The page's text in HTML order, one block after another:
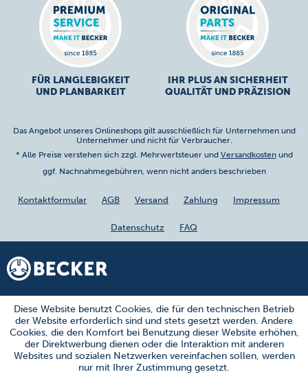
FÜR LANGLEBIGKEIT
UND PLANBARKEIT
IHR PLUS AN SICHERHEIT
QUALITÄT UND PRÄZISION
Das Angebot unseres Onlineshops gilt ausschließlich für Unternehmen und
Unternehmer und nicht für Verbraucher.
* Alle Preise verstehen sich zzgl. Mehrwertsteuer und Versandkostenund
ggf. Nachnahmegebühren, wenn nicht anders beschrieben
Kontaktformular AGB Versand Zahlung Impressum
Datenschutz FAQ
Diese Website benutzt Cookies, die für den technischen Betrieb
der Website erforderlich sind und stets gesetzt werden. Andere
Cookies, die den Komfort bei Benutzung dieser Website erhöhen,
der Direktwerbung dienen oder die Interaktion mit anderen
Websites und sozialen Netzwerken vereinfachen sollen, werden
nur mit Ihrer Zustimmung gesetzt.